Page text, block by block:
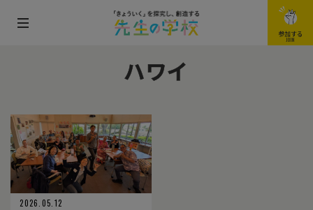
メ
開
閉
す
る
参加する
JOIN
ハワイ
2026.05.12